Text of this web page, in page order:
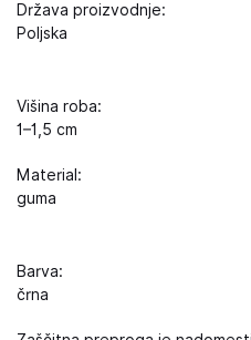
Država proizvodnje:
Poljska
Višina roba:
1–1,5 cm
Material:
guma
Barva:
črna